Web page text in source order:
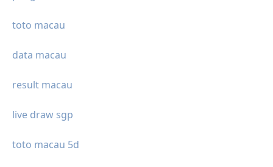
toto macau
data macau
result macau
live draw sgp
toto macau 5d